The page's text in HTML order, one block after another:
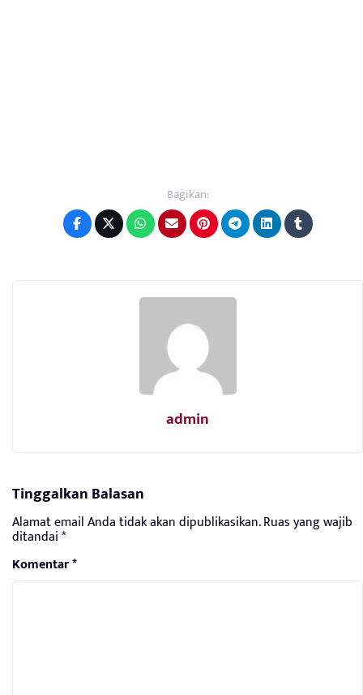
Bagikan:
admin
Tinggalkan Balasan
Alamat email Anda tidak akan dipublikasikan.Ruas yang wajib
ditandai*
Komentar*